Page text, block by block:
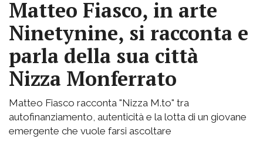
Matteo Fiasco, in arte
Ninetynine, si racconta e
parla della sua città
Nizza Monferrato
Matteo Fiasco racconta "Nizza M.to" tra
autofinanziamento, autenticità e la lotta di un giovane
emergente che vuole farsi ascoltare